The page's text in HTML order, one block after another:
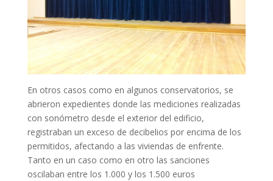
En otros casos como en algunos conservatorios, se
abrieron expedientes donde las mediciones realizadas
con sonómetro desde el exterior del edificio,
registraban un exceso de decibelios por encima de los
permitidos, afectando a las viviendas de enfrente.
Tanto en un caso como en otro las sanciones
oscilaban entre los 1.000 y los 1.500 euros